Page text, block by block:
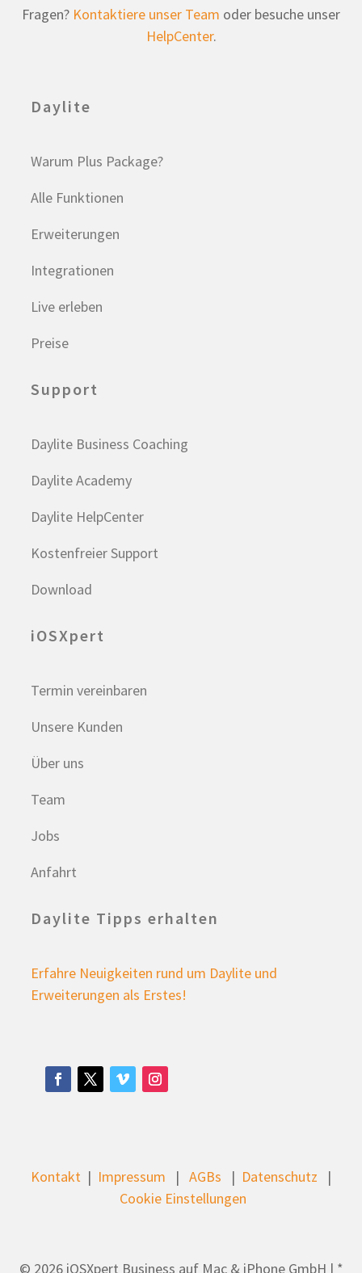
Fragen? Kontaktiere unser Team oder besuche unser
HelpCenter.
Daylite
Warum Plus Package?
Alle Funktionen
Erweiterungen
Integrationen
Live erleben
Preise
Support
Daylite Business Coaching
Daylite Academy
Daylite HelpCenter
Kostenfreier Support
Download
iOSXpert
Termin vereinbaren
Unsere Kunden
Über uns
Team
Jobs
Anfahrt
Daylite Tipps erhalten
Erfahre Neuigkeiten rund um Daylite und
Erweiterungen als Erstes!
Kontakt | Impressum | AGBs | Datenschutz |
Cookie Einstellungen
© 2026 iOSXpert Business auf Mac & iPhone GmbH | *